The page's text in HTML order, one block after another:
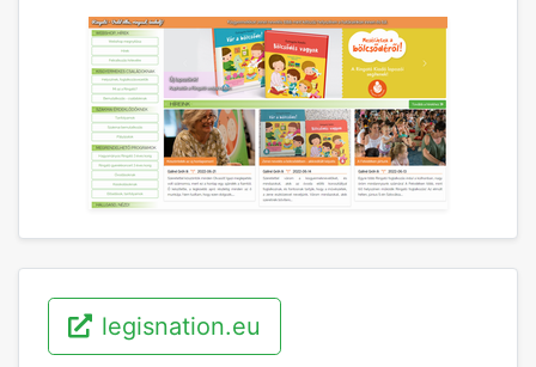
legisnation.eu